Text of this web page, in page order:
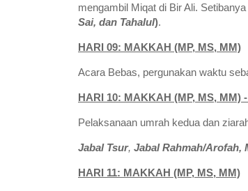
mengambil Miqat di Bir Ali.
Sai, dan Tahalul).
HARI 09: MAKKAH (MP, MS, MM)
Acara Bebas, pergunakan waktu
HARI 10: MAKKAH (MP, MS, MM)
Pelaksanaan umrah kedua dan
Jabal Tsur, Jabal Rahmah/Arofah,
HARI 11: MAKKAH (MP, MS, MM)